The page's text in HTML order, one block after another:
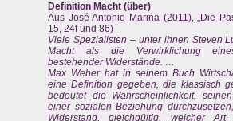
Definition Macht (über)
Aus José Antonio Marina (2011), „Die
15, 24f und 86)
Viele Spezialisten – unter ihnen Steven
Macht als die Verwirklichung
bestehender Widerstände. …
Max Weber hat in seinem Buch
eine Definition gegeben, die klassisch
bedeutet die Wahrscheinlichkeit,
einer sozialen Beziehung
Widerstand, gleichgültig, welcher